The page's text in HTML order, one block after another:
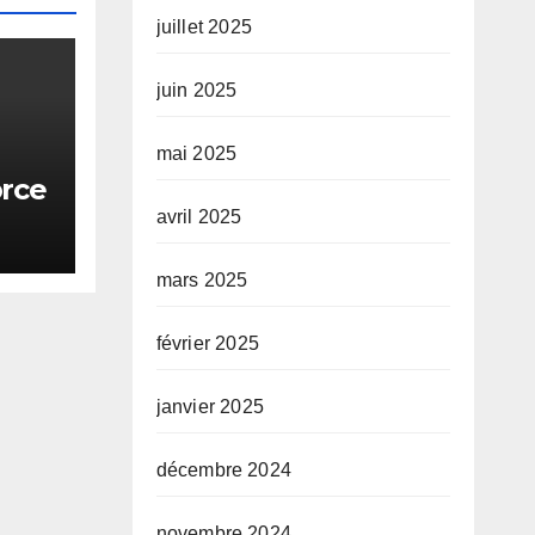
juillet 2025
juin 2025
mai 2025
avril 2025
mars 2025
février 2025
janvier 2025
décembre 2024